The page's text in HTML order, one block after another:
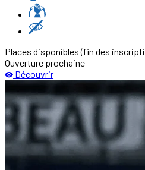
Places disponibles(fin des
Ouverture prochaine
Découvrir